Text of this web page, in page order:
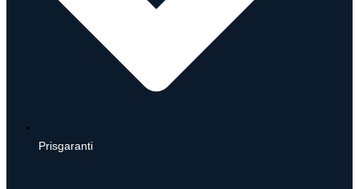
Prisgaranti